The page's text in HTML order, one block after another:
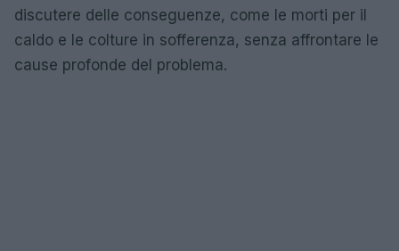
discutere delle conseguenze, come le morti per il
caldo e le colture in sofferenza, senza affrontare le
cause profonde del problema.